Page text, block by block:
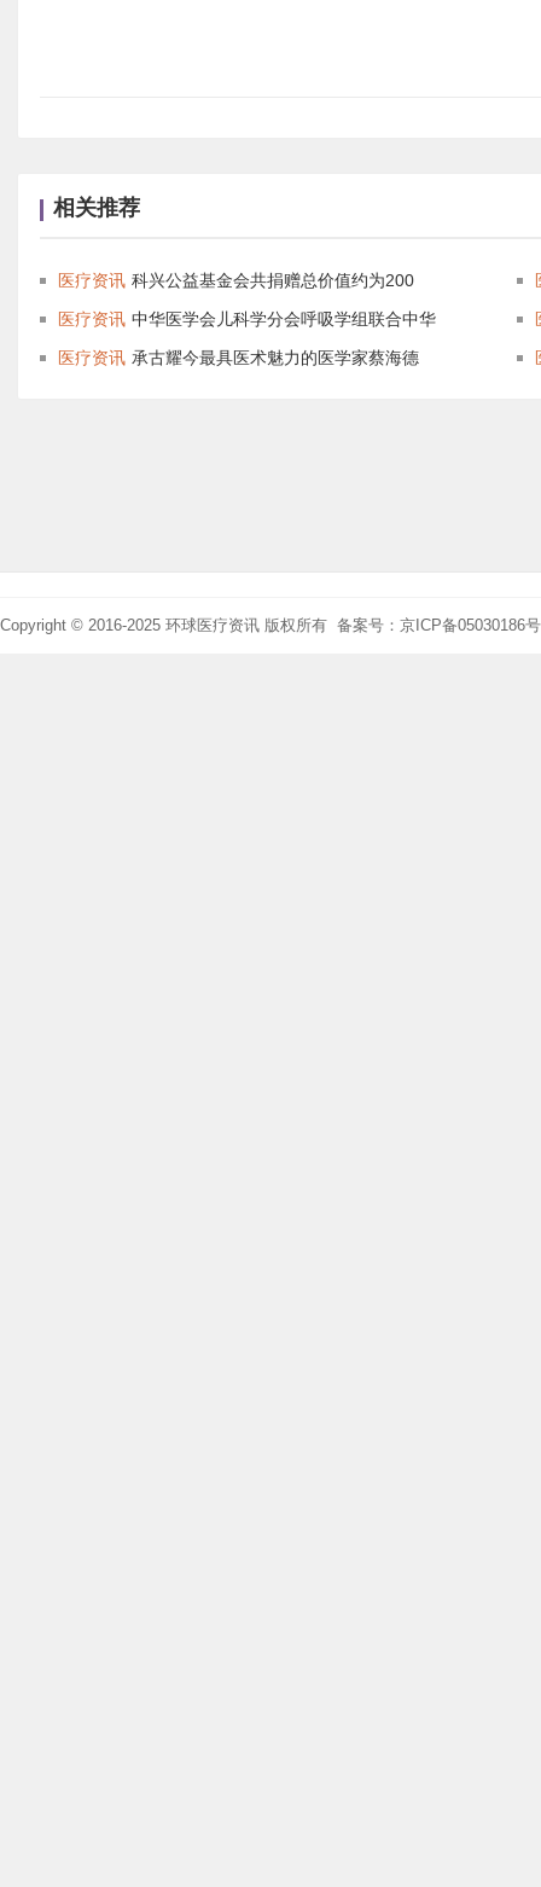
相关推荐
医疗资讯 科兴公益基金会共捐赠总价值约为200
医疗资讯 中华医学会儿科学分会呼吸学组联合中华
医疗资讯 承古耀今最具医术魅力的医学家蔡海德
Copyright © 2016-2025 环球医疗资讯 版权所有 备案号：京ICP备05030186